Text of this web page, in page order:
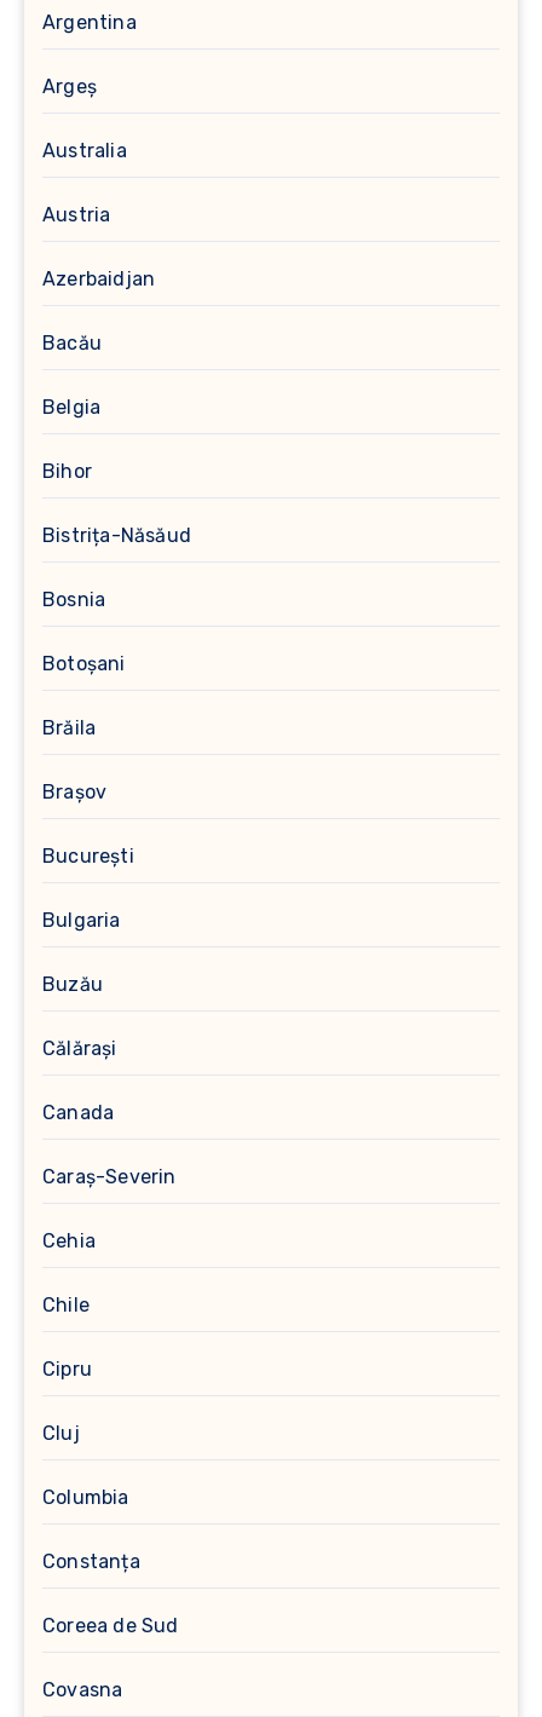
Argentina
Argeș
Australia
Austria
Azerbaidjan
Bacău
Belgia
Bihor
Bistrița-Năsăud
Bosnia
Botoșani
Brăila
Brașov
București
Bulgaria
Buzău
Călărași
Canada
Caraș-Severin
Cehia
Chile
Cipru
Cluj
Columbia
Constanța
Coreea de Sud
Covasna